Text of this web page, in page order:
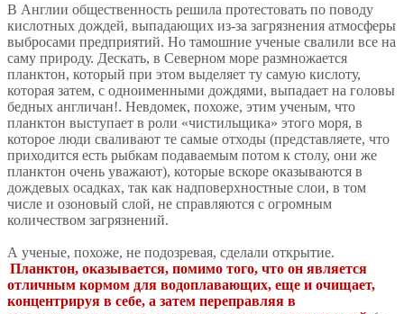
В Англии общественность решила протестовать по поводу
кислотных дождей, выпадающих из-за загрязнения атмосферы
выбросами предприятий. Но тамошние ученые свалили все на
саму природу. Дескать, в Северном море размножается
планктон, который при этом выделяет ту самую кислоту,
которая затем, с одноименными дождями, выпадает на головы
бедных англичан!. Невдомек, похоже, этим ученым, что
планктон выступает в роли «чистильщика» этого моря, в
которое люди сваливают те самые отходы (представляете, что
приходится есть рыбкам подаваемым потом к столу, они же
планктон очень уважают), которые вскоре оказываются в
дождевых осадках, так как надповерхностные слои, в том
числе и озоновый слой, не справляются с огромным
количеством загрязнений.
А ученые, похоже, не подозревая, сделали открытие.
Планктон, оказывается, помимо того, что он является
отличным кормом для водоплавающих, еще и очищает,
концентрируя в себе, а затем переправляя в